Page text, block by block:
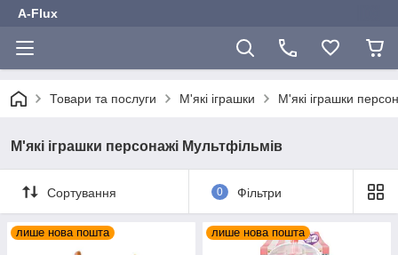
A-Flux
Товари та послуги М'які іграшки М'які іграшки
М'які іграшки персонажі Мультфільмів
Сортування 0 Фільтри
лише нова пошта лише нова пошта